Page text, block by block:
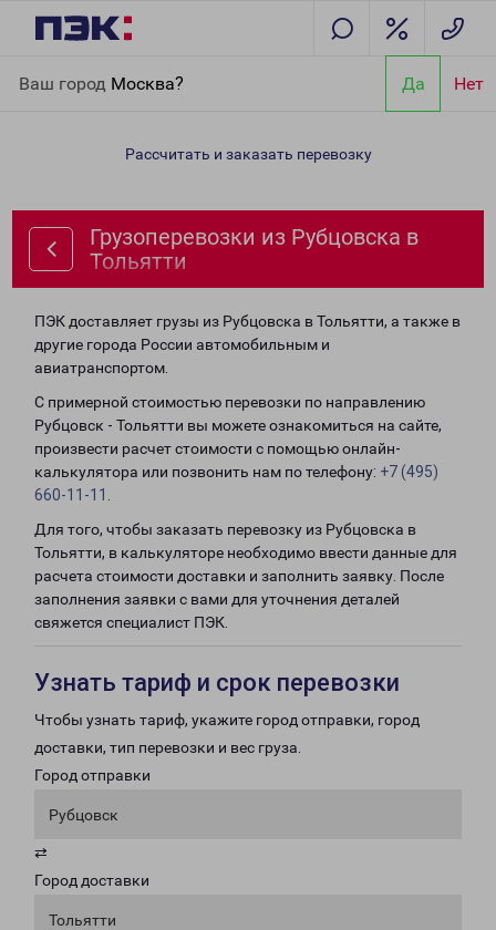
Ваш город Москва? Да Нет
Тольятти
Рассчитать и заказать перевозку
Грузоперевозки из Рубцовска в
Тольятти
ПЭК доставляет грузы из Рубцовска в Тольятти, а также в
другие города России автомобильным и
авиатранспортом.
С примерной стоимостью перевозки по направлению
Рубцовск - Тольятти вы можете ознакомиться на сайте,
произвести расчет стоимости с помощью онлайн-
калькулятора или позвонить нам по телефону: +7 (495)
660-11-11
Для того, чтобы заказать перевозку из Рубцовска в
Тольятти, в калькуляторе необходимо ввести данные для
расчета стоимости доставки и заполнить заявку. После
заполнения заявки с вами для уточнения деталей
свяжется специалист ПЭК.
Узнать тариф и срок перевозки
Чтобы узнать тариф, укажите город отправки, город
доставки, тип перевозки и вес груза.
Город отправки
Рубцовск
⇄
Город доставки
Тольятти